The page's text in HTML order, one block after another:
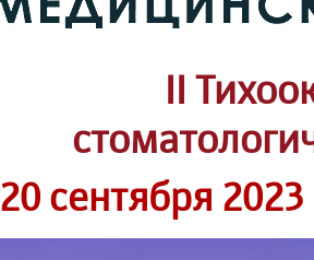
II
20 сентября